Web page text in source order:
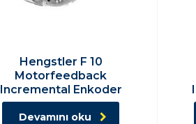
Hengstler F 10
Motorfeedback
Incremental Enkoder
Devamını oku